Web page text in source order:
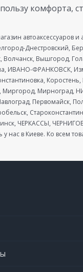
комфорта,
автоаксессуаров
Днестровский,
Волчанск, Вышгород,
ИВАНО-ФРАНКОВСК,
Миргород, Мирноград,
Первомайск,
ЧЕРКАССЫ,
у нас в Киеве. Ко всем